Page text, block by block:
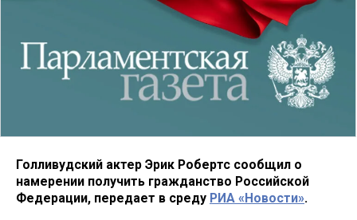
Голливудский актер Эрик Робертс сообщил о
намерении получить гражданство Российской
Федерации, передает в среду РИА «Новости».